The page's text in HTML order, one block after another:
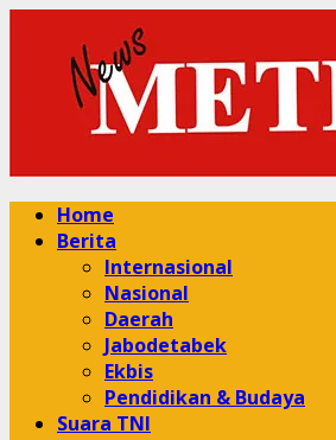
content
Primary
Menu
Home
Berita
Internasional
Nasional
Daerah
Jabodetabek
Ekbis
Pendidikan & Budaya
Suara TNI